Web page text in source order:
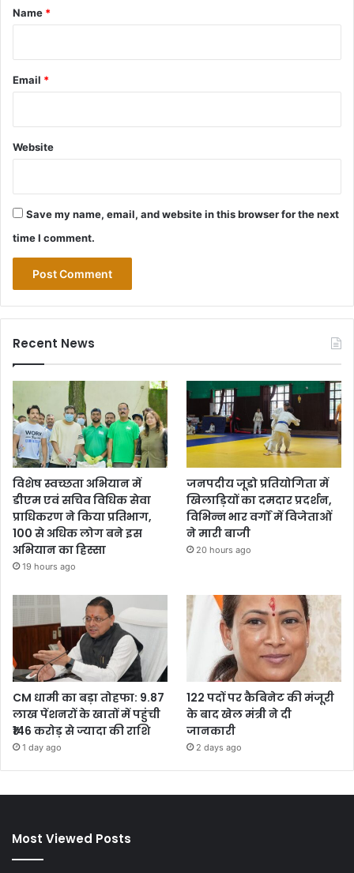
*
Name *
Email *
Website
Save my name, email, and website in this browser for the next
time I comment.
Recent News
विशेष स्वच्छता अभियान में
डीएम एवं सचिव विधिक सेवा
प्राधिकरण ने किया प्रतिभाग,
100 से अधिक लोग बने इस
अभियान का हिस्सा
19 hours ago
जनपदीय जूडो प्रतियोगिता में
खिलाड़ियों का दमदार प्रदर्शन,
विभिन्न भार वर्गों में विजेताओं
ने मारी बाजी
20 hours ago
CM धामी का बड़ा तोहफा: 9.87
लाख पेंशनरों के खातों में पहुंची
₹146 करोड़ से ज्यादा की राशि
1 day ago
122 पदों पर कैबिनेट की मंजूरी
के बाद खेल मंत्री ने दी
जानकारी
2 days ago
Most Viewed Posts